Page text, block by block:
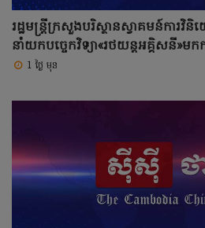
រដ្ឋមន្ត្រីក្រសួងបរិស្ថានស្វាគមន៍ការវិ
នាំយកបច្ចេកវិទ្យា«រថយន្តអគ្គិសនី»មក
1 ថ្ងៃ មុន